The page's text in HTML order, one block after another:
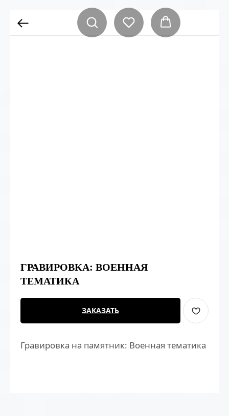
ГРАВИРОВКА: ВОЕННАЯ
ТЕМАТИКА
ЗАКАЗАТЬ
Гравировка на памятник: Военная тематика